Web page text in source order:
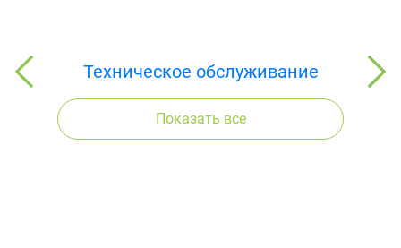
Техническое обслуживание
Показать все